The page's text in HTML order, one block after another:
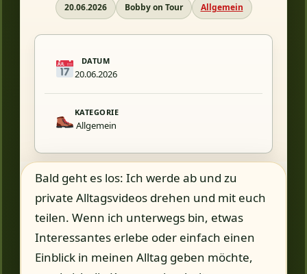
20.06.2026 Bobby on Tour Allgemein
DATUM
20.06.2026
KATEGORIE
Allgemein
Bald geht es los: Ich werde ab und zu
private Alltagsvideos drehen und mit euch
teilen. Wenn ich unterwegs bin, etwas
Interessantes erlebe oder einfach einen
Einblick in meinen Alltag geben möchte,